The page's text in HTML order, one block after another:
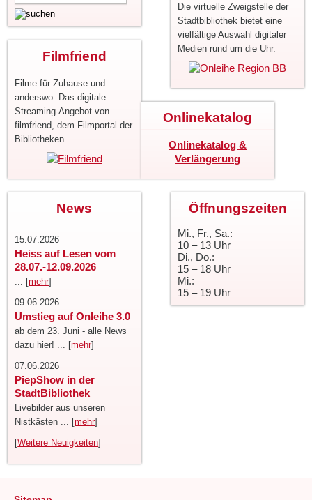
Die virtuelle Zweigstelle der
Stadtbibliothek bietet eine
vielfältige Auswahl digitaler
Medien rund um die Uhr.
Filmfriend
Filme für Zuhause und
anderswo: Das digitale
Streaming-Angebot von
filmfriend, dem Filmportal der
Bibliotheken
Onlinekatalog
Onlinekatalog &
Verlängerung
Öffnungszeiten
Mi., Fr., Sa.:
10 – 13 Uhr
Di., Do.:
15 – 18 Uhr
Mi.:
15 – 19 Uhr
News
15.07.2026
Heiss auf Lesen vom
28.07.-12.09.2026
... [mehr]
09.06.2026
Umstieg auf Onleihe 3.0
ab dem 23. Juni - alle News
dazu hier! ... [mehr]
07.06.2026
PiepShow in der
StadtBibliothek
Livebilder aus unseren
Nistkästen ... [mehr]
[Weitere Neuigkeiten]